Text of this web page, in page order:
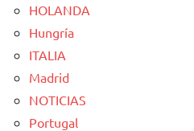
HOLANDA
Hungría
ITALIA
Madrid
NOTICIAS
Portugal